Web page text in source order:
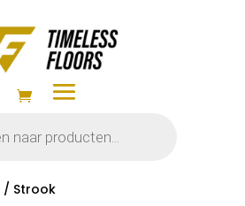
/ Strook